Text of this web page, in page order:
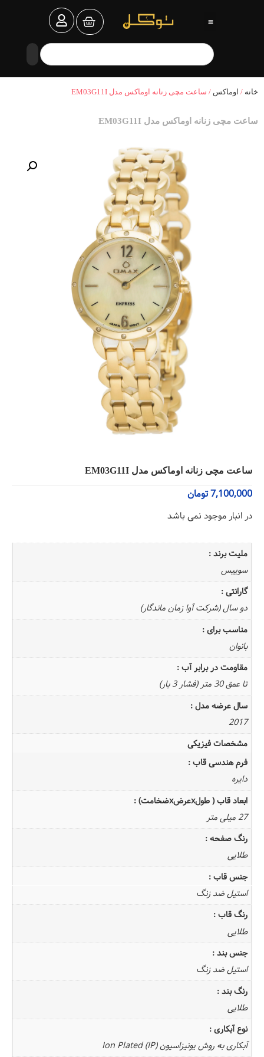
خانه / اوماکس / ساعت مچی زنانه اوماکس مدل EM03G11I
ساعت مچی زنانه اوماکس مدل EM03G11I
ساعت مچی زنانه اوماکس مدل EM03G11I
7,100,000تومان
در انبار موجود نمی باشد
ملیت برند :
سوییس
گارانتی :
دو سال (شرکتآوا زمان ماندگار)
مناسب برای :
بانوان
مقاومت در برابر آب :
تا عمق 30 متر (فشار 3 بار)
سال عرضه مدل :
2017
مشخصات فیزیکی
فرم هندسی قاب :
دایره
ابعاد قاب ( طولxعرضxضخامت) :
27 میلی متر
رنگ صفحه :
طلایی
جنس قاب :
استیلضد زنگ
رنگ قاب :
طلایی
جنس بند :
استیلضد زنگ
رنگ بند :
طلایی
نوع آبکاری :
آبکاری به روش یونیزاسیون(Ion Plated (IP